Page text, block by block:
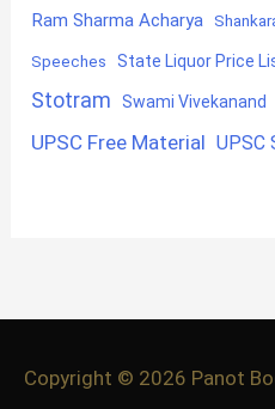
Ram Sharma Acharya
Speeches State Liquor Price
Stotram Swami Vivekanand
UPSC Free Material UPSC
Copyright © 2026 Panot